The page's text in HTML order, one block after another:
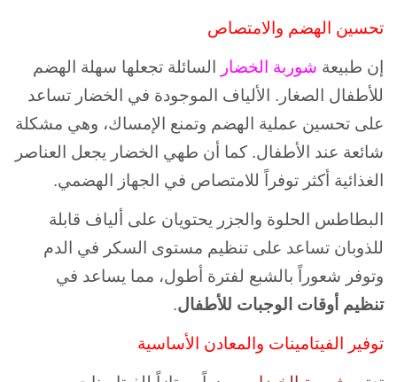
تحسين الهضم والامتصاص
إن طبيعة شوربة الخضار
السائلة تجعلها سهلة الهضم
للأطفال الصغار. الألياف الموجودة في الخضار تساعد
على تحسين عملية الهضم وتمنع الإمساك، وهي مشكلة
شائعة عند الأطفال. كما أن طهي الخضار يجعل العناصر
الغذائية أكثر توفراً للامتصاص في الجهاز الهضمي.
البطاطس الحلوة والجزر يحتويان على ألياف قابلة
للذوبان تساعد على تنظيم مستوى السكر في الدم
وتوفر شعوراً بالشبع لفترة أطول، مما يساعد في
تنظيم أوقات الوجبات للأطفال.
توفير الفيتامينات والمعادن الأساسية